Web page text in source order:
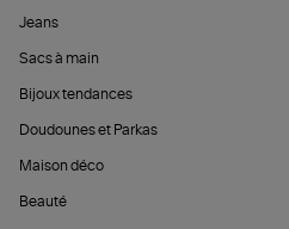
Jeans
Sacs à main
Bijoux tendances
Doudounes et Parkas
Maison déco
Beauté